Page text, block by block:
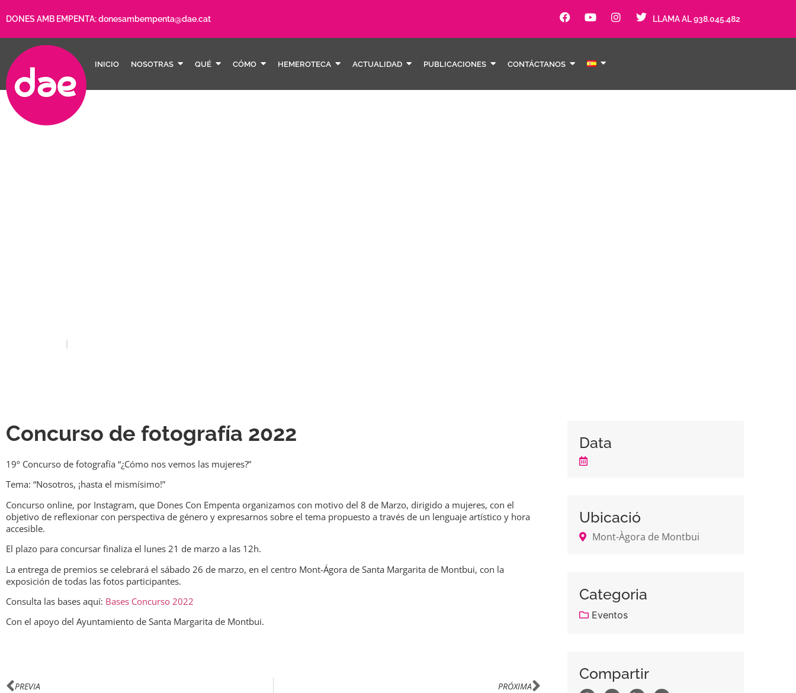
DONES AMB EMPENTA:donesambempenta@dae.cat LLAMA AL 938.045.482
INICIO NOSOTRAS QUÉ CÓMO HEMEROTECA ACTUALIDAD PUBLICACIONES CONTÁCTANOS
Concurso de fotografía 2022
19º Concurso de fotografía “¿Cómo nos vemos las mujeres?”
Tema: “Nosotros, ¡hasta el mismísimo!”
Concurso online, por Instagram, que Dones Con Empenta organizamos con motivo del 8 de Marzo, dirigido a mujeres, con el
objetivo de reflexionar con perspectiva de género y expresarnos sobre el tema propuesto a través de un lenguaje artístico y hora
accesible.
El plazo para concursar finaliza el lunes 21 de marzo a las 12h.
La entrega de premios se celebrará el sábado 26 de marzo, en el centro Mont-Ágora de Santa Margarita de Montbui, con la
exposición de todas las fotos participantes.
Consulta las bases aquí: Bases Concurso 2022
Con el apoyo del Ayuntamiento de Santa Margarita de Montbui.
PREVIA PRÓXIMA
Data
Ubicació
Mont-Àgora de Montbui
Categoria
Eventos
Compartir